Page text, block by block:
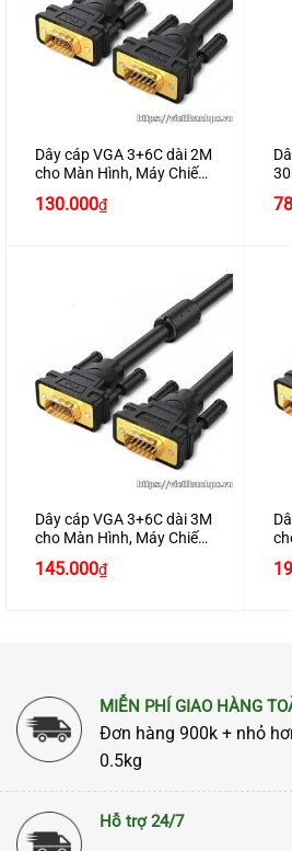
Dây cáp VGA 3+6C dài 2M
cho Màn Hình, Máy Chiếu
Cao Cấp
130.000₫
Dây cáp VGA 3+6C dài 3M
cho Màn Hình, Máy Chiếu
Chính Hãng Ugreen 11631
Cao Cấp
145.000₫
MIỄN PHÍ GIAO HÀNG
Đơn hàng 900k + nhỏ
0.5kg
Hỗ trợ 24/7